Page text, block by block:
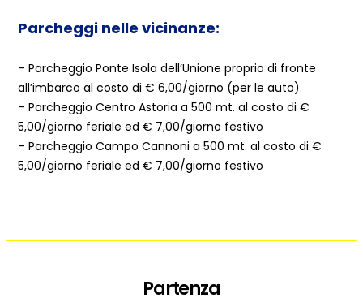
Parcheggi nelle vicinanze:
– Parcheggio Ponte Isola dell’Unione proprio di fronte
all’imbarco al costo di € 6,00/giorno (per le auto).
– Parcheggio Centro Astoria a 500 mt. al costo di €
5,00/giorno feriale ed € 7,00/giorno festivo
– Parcheggio Campo Cannoni a 500 mt. al costo di €
5,00/giorno feriale ed € 7,00/giorno festivo
Partenza